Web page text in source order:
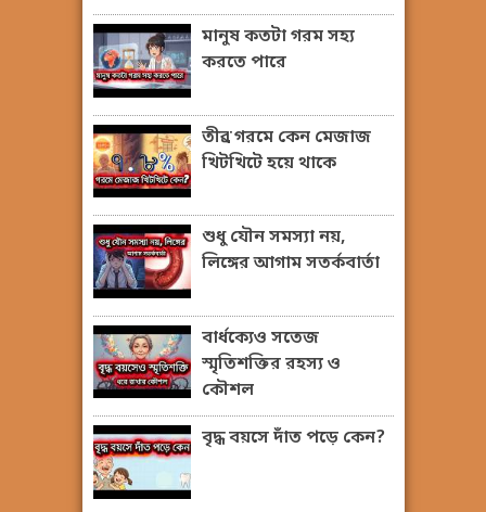
মানুষ কতটা গরম সহ্য
করতে পারে
তীব্র গরমে কেন মেজাজ
খিটখিটে হয়ে থাকে
শুধু যৌন সমস্যা নয়,
লিঙ্গের আগাম সতর্কবার্তা
বার্ধক্যেও সতেজ
স্মৃতিশক্তির রহস্য ও
কৌশল
বৃদ্ধ বয়সে দাঁত পড়ে কেন?